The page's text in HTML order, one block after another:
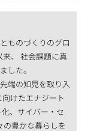
ものづくりのグロ
、 社会課題に真
した。
端の知見を取り入
けたエナジート
、サイバー・セ
の豊かな暮らしを